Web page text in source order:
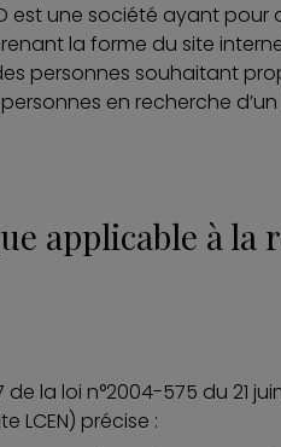
est une société ayant
la forme du site
personnes souhaitant
personnes en recherche
applicable à la
de la loi n°2004-575 du 21
LCEN) précise :